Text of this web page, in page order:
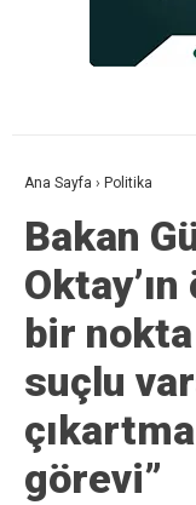
Ana Sayfa › Politika
Bakan
bir
suçlu
görevi”